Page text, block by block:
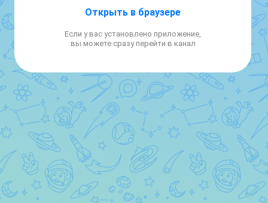
Открыть в браузере
Если у вас установлено приложение,
вы можете сразу перейти в канал